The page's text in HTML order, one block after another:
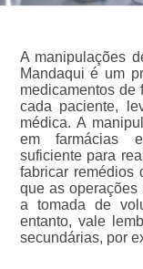
A manipulações
Mandaqui é um
medicamentos de
cada paciente,
médica. A
em farmácias
suficiente para
fabricar remédios
que as operações
a tomada de
entanto, vale
secundárias, por